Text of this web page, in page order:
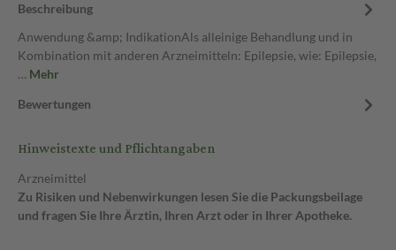
Beschreibung
Anwendung &amp; IndikationAls alleinige Behandlung und in
Kombination mit anderen Arzneimitteln: Epilepsie, wie: Epilepsie,
… Mehr
Bewertungen
Hinweistexte und Pflichtangaben
Arzneimittel
Zu Risiken und Nebenwirkungen lesen Sie die Packungsbeilage
und fragen Sie Ihre Ärztin, Ihren Arzt oder in Ihrer Apotheke.